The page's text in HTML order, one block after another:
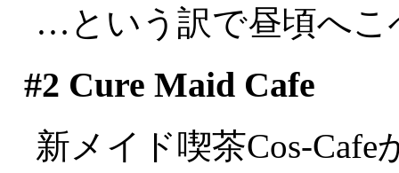
…という訳で昼頃へこ
#2 Cure Maid Cafe
新メイド喫茶Cos-